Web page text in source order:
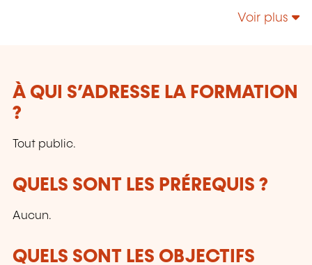
Management de la Sécurité et de la Sûreté;
Voir plus
À QUI S’ADRESSE LA FORMATION
?
Tout public.
QUELS SONT LES PRÉREQUIS ?
Aucun.
QUELS SONT LES OBJECTIFS